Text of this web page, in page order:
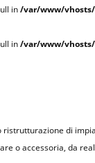
in/var/www/
in/var/www/
di
o accessoria, da